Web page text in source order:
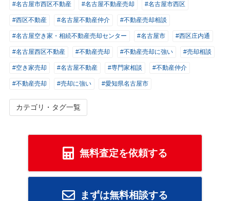
#名古屋市西区不動産 #名古屋不動産売却 #名古屋市西区
#西区不動産 #名古屋不動産仲介 #不動産売却相談
#名古屋空き家・相続不動産売却センター #名古屋市 #西区庄内通
#名古屋西区不動産 #不動産売却 #不動産売却に強い #売却相談
#空き家売却 #名古屋不動産 #専門家相談 #不動産仲介
#不動産売却 #売却に強い #愛知県名古屋市
カテゴリ・タグ一覧
無料査定を依頼する
まずは無料相談する